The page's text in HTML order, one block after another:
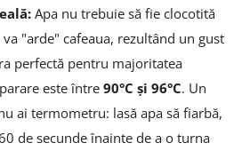
Apa nu trebuie să fie clocotită
va "arde" cafeaua, rezultând un gust
perfectă pentru majoritatea
este între 90°C și 96°C. Un
ai termometru: lasă apa să fiarbă,
de secunde înainte de a o turna